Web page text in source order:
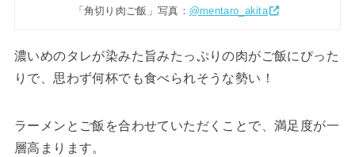
「角切り肉ご飯」写真： @mentaro_akita
濃いめのタレが染みた旨みたっぷりの肉がご飯にぴった
りで、思わず何杯でも食べられそうな勢い！
ラーメンとご飯を合わせていただくことで、満足度が一
層高まります。